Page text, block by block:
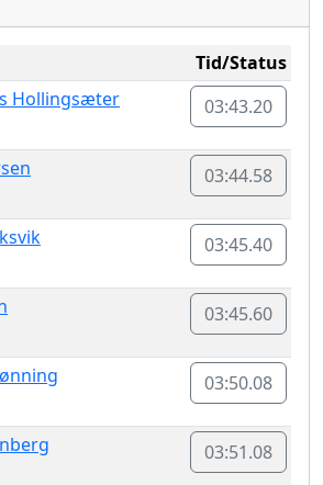
Tid/Status
Hollingsæter 03:43.20
03:44.58
03:45.40
03:45.60
03:50.08
03:51.08